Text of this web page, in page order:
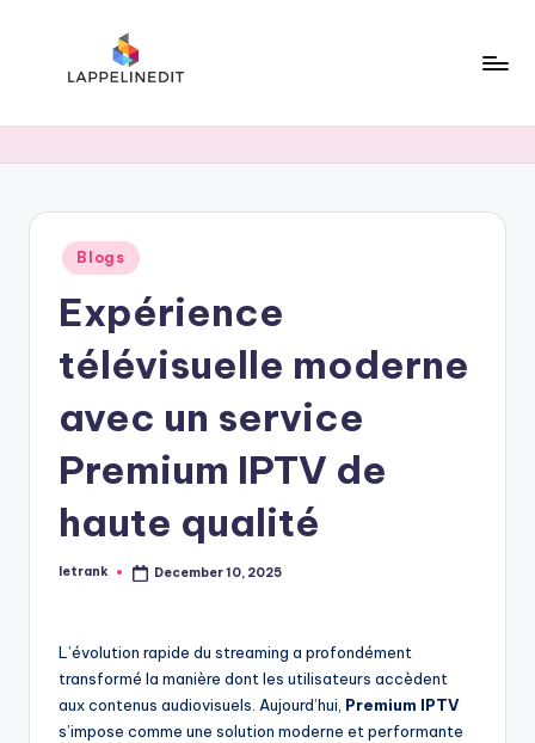
Posted
in
Blogs
Expérience
télévisuelle moderne
avec un service
Premium IPTV de
haute qualité
Posted
letrank December 10, 2025
L’évolution rapide du streaming a profondément
transformé la manière dont les utilisateurs accèdent
aux contenus audiovisuels. Aujourd’hui, Premium IPTV
s’impose comme une solution moderne et performante